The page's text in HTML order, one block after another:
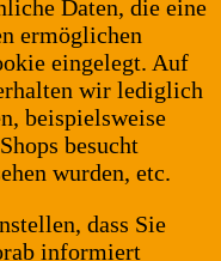
Daten, die eine
ermöglichen
eingelegt. Auf
wir lediglich
beispielsweise
besucht
wurden, etc.
dass Sie
informiert